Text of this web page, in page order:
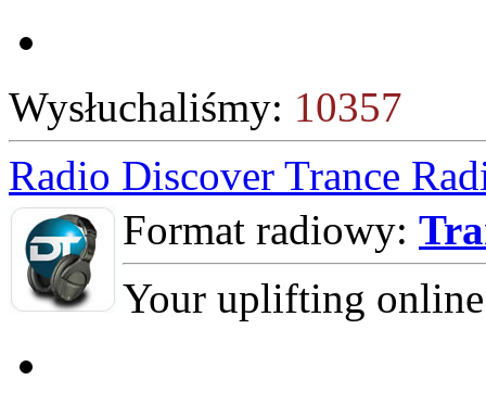
Wysłuchaliśmy: 10357
Radio Discover Trance
Format radiowy:
Your uplifting